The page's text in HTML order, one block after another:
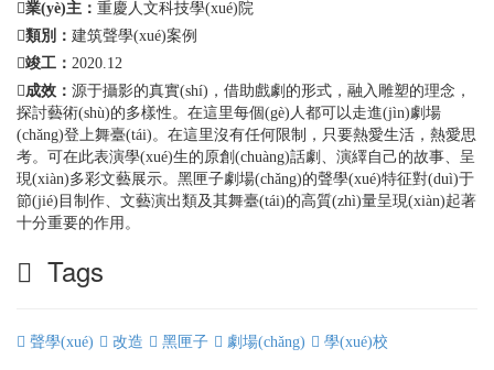
業(yè)主： 重慶人文科技學(xué)院
類別： 建筑聲學(xué)案例
竣工： 2020.12
成效： 源于攝影的真實(shí)，借助戲劇的形式，融入雕塑的理念，
探討藝術(shù)的多樣性。在這里每個(gè)人都可以走進(jìn)劇場
(chǎng)登上舞臺(tái)。在這里沒有任何限制，只要熱愛生活，熱愛思
考。可在此表演學(xué)生的原創(chuàng)話劇、演繹自己的故事、呈
現(xiàn)多彩文藝展示。黑匣子劇場(chǎng)的聲學(xué)特征對(duì)于
節(jié)目制作、文藝演出類及其舞臺(tái)的高質(zhì)量呈現(xiàn)起著
十分重要的作用。
Tags
聲學(xué) 改造 黑匣子 劇場(chǎng) 學(xué)校